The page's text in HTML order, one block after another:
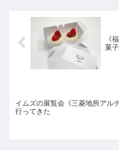
《
菓
イムズの展覧会《三菱地所アル
行ってきた